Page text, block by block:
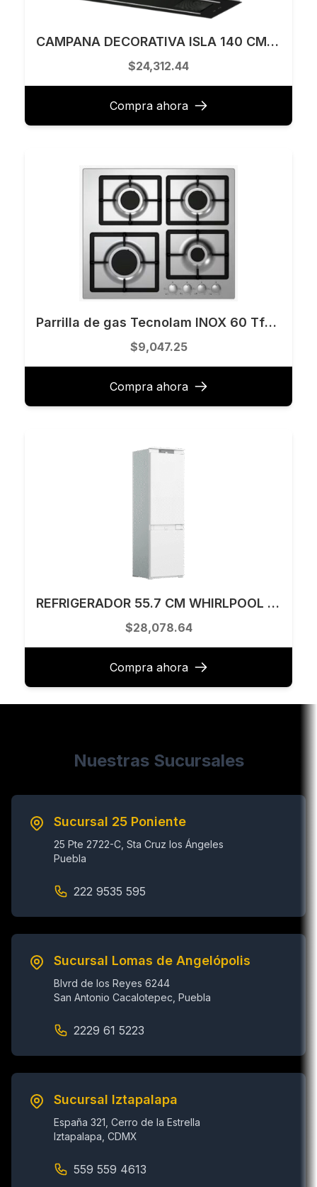
CAMPANA DECORATIVA ISLA 140 CM TECNOLAM MODELO LYRA.AC140
$24,312.44
Compra ahora
Parrilla de gas Tecnolam INOX 60 Tfs604f.x
$9,047.25
Compra ahora
REFRIGERADOR 55.7 CM WHIRLPOOL MODELO WHC18T521STWC
$28,078.64
Compra ahora
Nuestras Sucursales
Sucursal 25 Poniente
25 Pte 2722-C, Sta Cruz los Ángeles
Puebla
222 9535 595
Sucursal Lomas de Angelópolis
Blvrd de los Reyes 6244
San Antonio Cacalotepec, Puebla
2229 61 5223
Sucursal Iztapalapa
España 321, Cerro de la Estrella
Iztapalapa, CDMX
559 559 4613